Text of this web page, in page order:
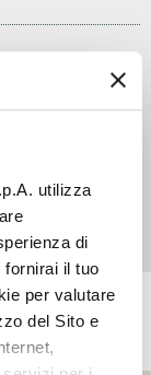
utilizza
di
fornirai il tuo
per valutare
del Sito e
top di soda.